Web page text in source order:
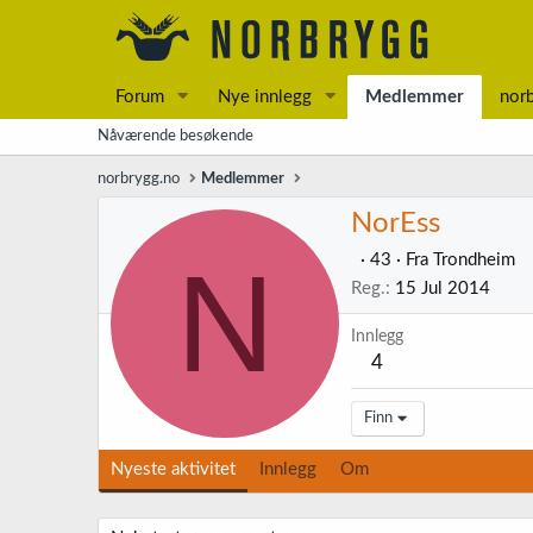
Forum Nye innlegg Medlemmer
Nåværende besøkende
norbrygg.no Medlemmer
N
NorEss
· 43 · Fra
Trondheim
Reg.
15 Jul 2014
Innlegg
4
Finn
Nyeste aktivitet Innlegg Om